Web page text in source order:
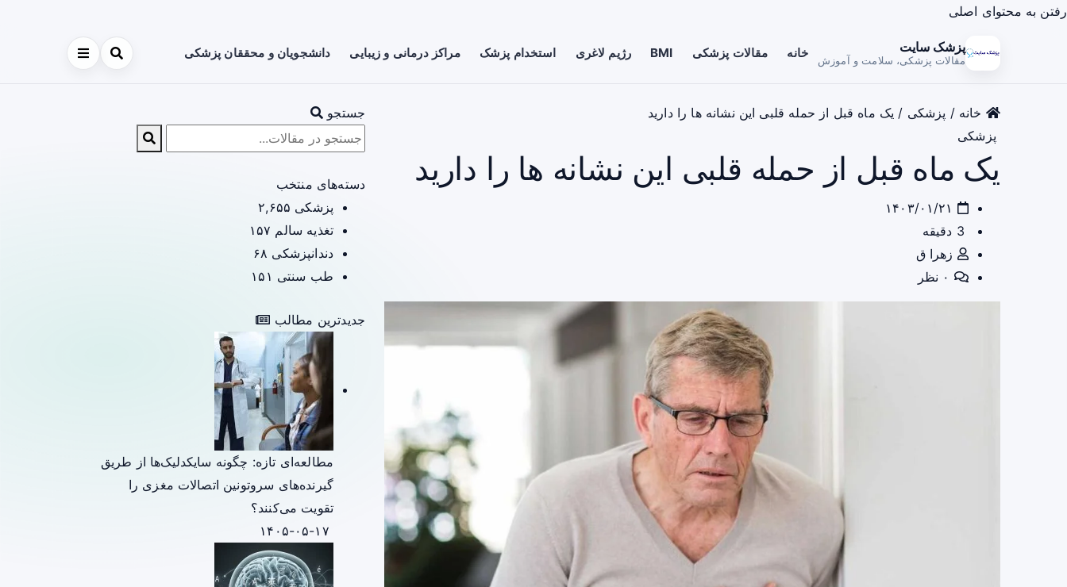
رفتن به محتوای اصلی
پزشک سایت
مقالات پزشکی، سلامت و آموزش خانه مقالات پزشکی BMI رژیم لاغری استخدام پزشک مراکز درمانی و زیبایی دانشجویان و محققان پزشکی
خانه / پزشکی / یک ماه قبل از حمله قلبی این نشانه ها را دارید
پزشکی
یک ماه قبل از حمله قلبی این نشانه ها را دارید
زهرا ق
جستجو
دسته‌های منتخب
پزشکی ۲,۶۵۵
تغذیه سالم ۱۵۷
دندانپزشکی ۶۸
طب سنتی ۱۵۱
جدیدترین مطالب
مطالعه‌ای تازه: چگونه سایکدلیک‌ها از طریق
گیرنده‌های سروتونین اتصالات مغزی را
تقویت می‌کنند؟